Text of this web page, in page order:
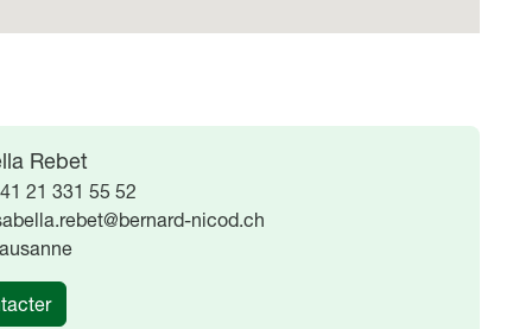
Rebet
21 331 55 52
nicod.ch